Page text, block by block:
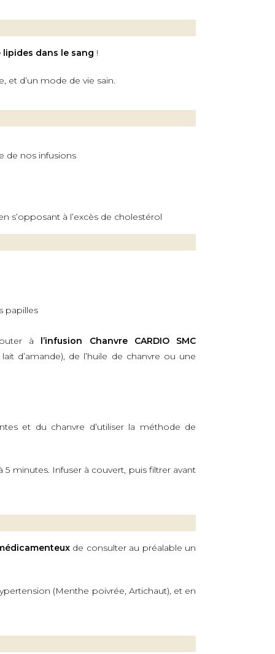
dans le sang !
d’un mode de vie sain.
de nos infusions
s’opposant à l’excès de cholestérol
papilles
à l’infusion Chanvre CARDIO SMC
d’amande), de l’huile de chanvre ou une
et du chanvre d’utiliser la méthode de
minutes. Infuser à couvert, puis filtrer avant
de consulter au préalable un
(Menthe poivrée, Artichaut), et en